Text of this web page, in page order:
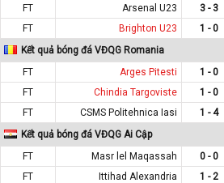
FT Arsenal U23 3 - 3
FT
Brighton U23 1 - 0
Kết quả bóng đá VĐQG Romania
FT
Arges Pitesti 1 - 0
FT
Chindia Targoviste 1 - 0
FT
CSMS Politehnica Iasi 1 - 4
Kết quả bóng đá VĐQG Ai Cập
FT
Masr lel Maqassah 0 - 0
FT
Ittihad Alexandria 1 - 2